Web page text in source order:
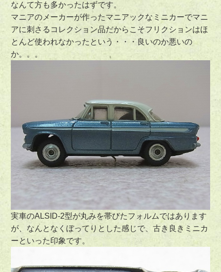
なんて方も多かったはずです。
マニアのメーカーが作ったマニアックなミニカーでマニ
アに刺さるコレクション品だからこそフリクションはほ
とんど使われなかったという・・・良いのか悪いの
か。。。
実車のALSID-2型が丸みを帯びたフォルムではあります
が、なんとなくぼってりとした感じで、古き良きミニカ
ーといった印象です。